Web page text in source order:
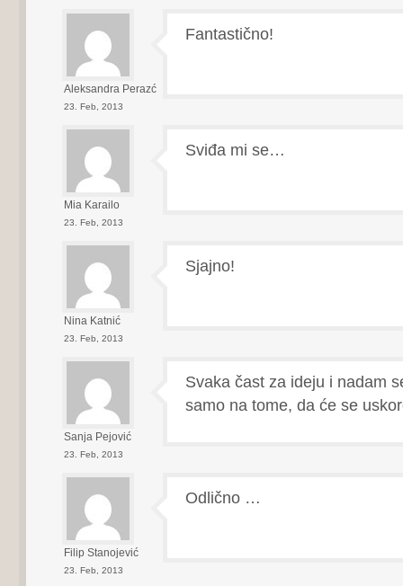
Aleksandra Perazć
23. Feb, 2013
Fantastično!
Mia Karailo
23. Feb, 2013
Sviđa mi se…
Nina Katnić
23. Feb, 2013
Sjajno!
Sanja Pejović
23. Feb, 2013
Svaka čast za ideju i nadam
samo na tome, da će se
Filip Stanojević
23. Feb, 2013
Odlično …